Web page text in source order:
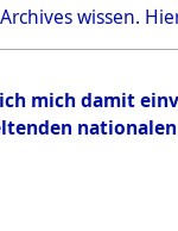
wissen.
mich damit